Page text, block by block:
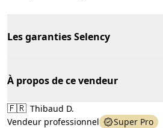
Les garanties Selency
À propos de ce vendeur
🇫🇷 Thibaud D.
Vendeur professionnel
Super Pro